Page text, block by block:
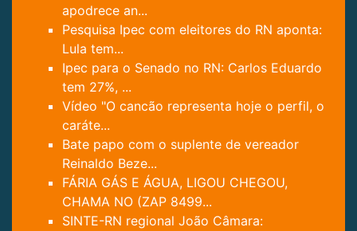
apodrece an...
Pesquisa Ipec com eleitores do RN aponta:
Lula tem...
Ipec para o Senado no RN: Carlos Eduardo
tem 27%, ...
Vídeo "O cancão representa hoje o perfil, o
caráte...
Bate papo com o suplente de vereador
Reinaldo Beze...
FÁRIA GÁS E ÁGUA, LIGOU CHEGOU,
CHAMA NO (ZAP 8499...
SINTE-RN regional João Câmara: